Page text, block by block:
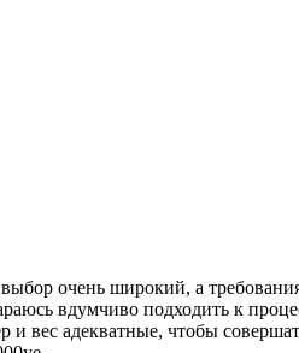
очень широкий, а
вдумчиво подходить к
и вес адекватные, чтобы